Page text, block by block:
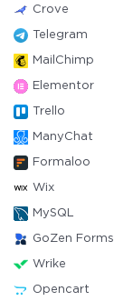
Crove
Telegram
MailChimp
Elementor
Trello
ManyChat
Formaloo
Wix
MySQL
GoZen Forms
Wrike
Opencart